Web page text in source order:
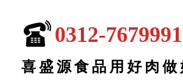
0312-7679991
喜盛源食品用好肉做